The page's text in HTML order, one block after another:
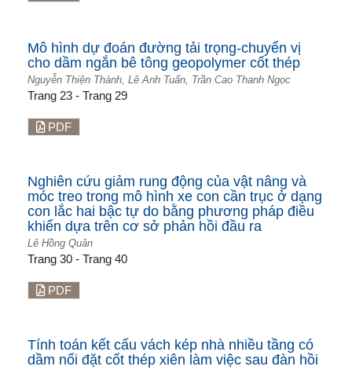
Mô hình dự đoán đường tải trọng-chuyển vị
cho dầm ngắn bê tông geopolymer cốt thép
Nguyễn Thiện Thành, Lê Anh Tuấn, Trần Cao Thanh Ngọc
Trang 23 - Trang 29
PDF
Nghiên cứu giảm rung động của vật nâng và
móc treo trong mô hình xe con cần trục ở dạng
con lắc hai bậc tự do bằng phương pháp điều
khiển dựa trên cơ sở phản hồi đầu ra
Lê Hồng Quân
Trang 30 - Trang 40
PDF
Tính toán kết cấu vách kép nhà nhiều tầng có
dầm nối đặt cốt thép xiên làm việc sau đàn hồi